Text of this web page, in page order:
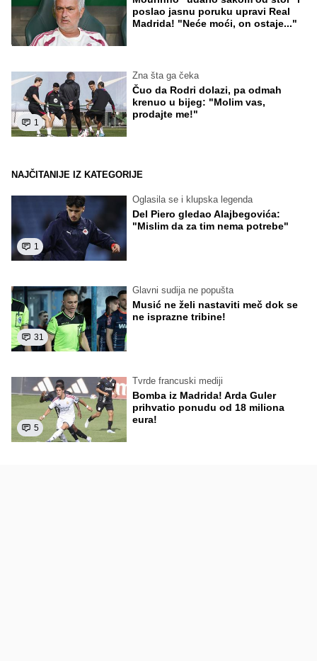
poslao jasnu poruku upravi Real
Madrida! "Neće moći, on ostaje..."
1
Zna šta ga čeka
Čuo da Rodri dolazi, pa odmah
krenuo u bijeg: "Molim vas,
prodajte me!"
NAJČITANIJE IZ KATEGORIJE
1
Oglasila se i klupska legenda
Del Piero gledao Alajbegovića:
"Mislim da za tim nema potrebe"
31
Glavni sudija ne popušta
Musić ne želi nastaviti meč dok se
ne isprazne tribine!
5
Tvrde francuski mediji
Bomba iz Madrida! Arda Guler
prihvatio ponudu od 18 miliona
eura!